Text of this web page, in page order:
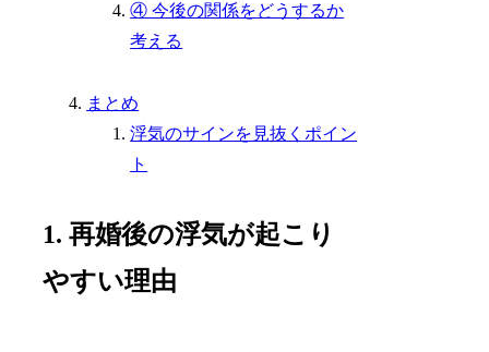
④ 今後の関係をどうするか
考える
まとめ
浮気のサインを見抜くポイン
ト
1. 再婚後の浮気が起こり
やすい理由